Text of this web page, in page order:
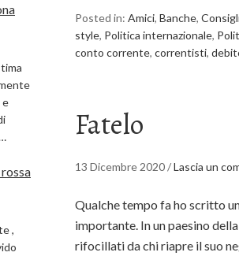
Posted in: Amici, Banche,
style, Politica internazionale,
conto corrente, correntisti,
Fatelo
13 Dicembre 2020/Lascia un
Qualche tempo fa ho scritto
importante. In un paesino
rifocillati da chi riapre il suo
e
,